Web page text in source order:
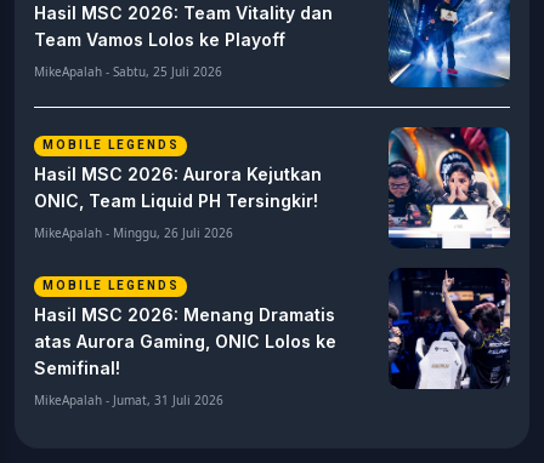
Hasil MSC 2026: Team Vitality dan
Team Vamos Lolos ke Playoff
MikeApalah - Sabtu, 25 Juli 2026
MOBILE LEGENDS
Hasil MSC 2026: Aurora Kejutkan
ONIC, Team Liquid PH Tersingkir!
MikeApalah - Minggu, 26 Juli 2026
MOBILE LEGENDS
Hasil MSC 2026: Menang Dramatis
atas Aurora Gaming, ONIC Lolos ke
Semifinal!
MikeApalah - Jumat, 31 Juli 2026